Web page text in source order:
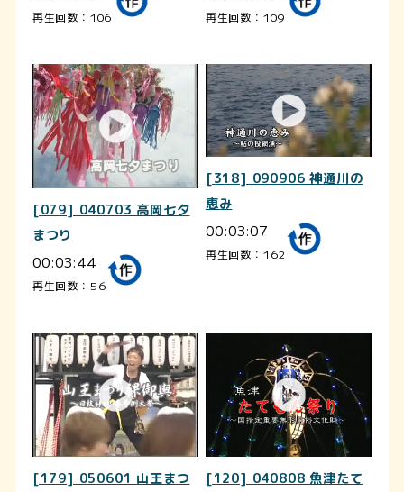
再生回数：106 再生回数：109
[079] 040703 高岡七夕
まつり
00:03:44
再生回数：56
[318] 090906 神通川の
恵み
00:03:07
再生回数：162
[179] 050601 山王まつ
[120] 040808 魚津たて